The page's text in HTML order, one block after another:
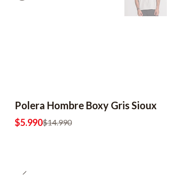
-60% OFF
2x8990
Polera Hombre Boxy Gris Sioux
$5.990$14.990